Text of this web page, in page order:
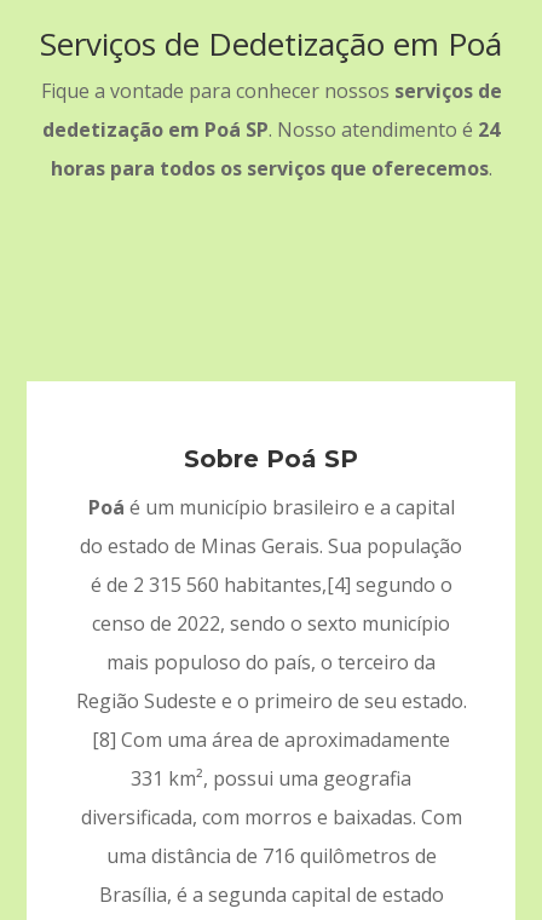
Serviços de Dedetização em Poá
Fique a vontade para conhecer nossos serviços de
dedetização em Poá SP. Nosso atendimento é 24
horas para todos os serviços que oferecemos.
Sobre Poá SP
Poá é um município brasileiro e a capital
do estado de Minas Gerais. Sua população
é de 2 315 560 habitantes,[4] segundo o
censo de 2022, sendo o sexto município
mais populoso do país, o terceiro da
Região Sudeste e o primeiro de seu estado.
[8] Com uma área de aproximadamente
331 km², possui uma geografia
diversificada, com morros e baixadas. Com
uma distância de 716 quilômetros de
Brasília, é a segunda capital de estado